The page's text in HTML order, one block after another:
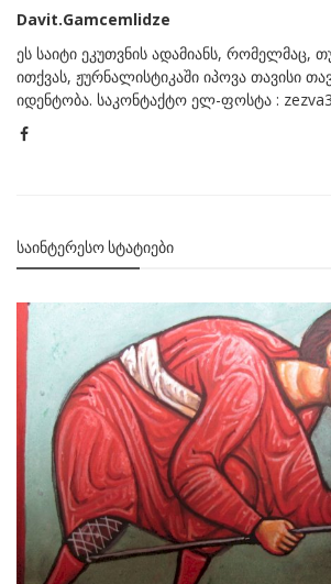
Davit.Gamcemlidze
ეს საიტი ეკუთვნის ადამიანს, რომელმაც,
ითქვას, ჟურნალისტიკაში იპოვა თავისი
იდენტობა. საკონტაქტო ელ-ფოსტა :
ᲡᲐᲘᲜᲢᲔᲠᲔᲡᲝ ᲡᲢᲐᲢᲘᲔᲑᲘ